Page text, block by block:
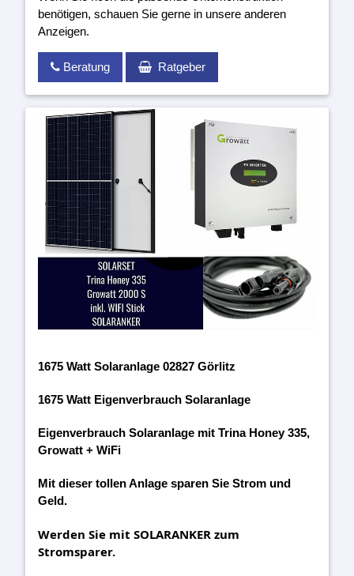
benötigen, schauen Sie gerne in unsere anderen
Anzeigen.
Beratung Ratgeber
1675 Watt Solaranlage 02827 Görlitz
1675 Watt Eigenverbrauch Solaranlage
Eigenverbrauch Solaranlage mit Trina Honey 335,
Growatt + WiFi
Mit dieser tollen Anlage sparen Sie Strom und
Geld.
Werden Sie mit SOLARANKER zum
Stromsparer.